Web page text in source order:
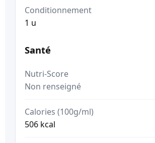
Conditionnement
1 u
Santé
Nutri-Score
Non renseigné
Calories (100g/ml)
506 kcal